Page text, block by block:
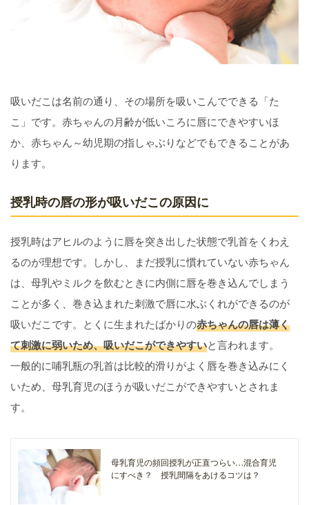
吸いだこは名前の通り、その場所を吸いこんでできる「た
こ」です。赤ちゃんの月齢が低いころに唇にできやすいほ
か、赤ちゃん～幼児期の指しゃぶりなどでもできることがあ
ります。
授乳時の唇の形が吸いだこの原因に
授乳時はアヒルのように唇を突き出した状態で乳首をくわえ
るのが理想です。しかし、まだ授乳に慣れていない赤ちゃん
は、母乳やミルクを飲むときに内側に唇を巻き込んでしまう
ことが多く、巻き込まれた刺激で唇に水ぶくれができるのが
吸いだこです。とくに生まれたばかりの赤ちゃんの唇は薄く
て刺激に弱いため、吸いだこができやすいと言われます。
一般的に哺乳瓶の乳首は比較的滑りがよく唇を巻き込みにく
いため、母乳育児のほうが吸いだこができやすいとされま
す。
母乳育児の頻回授乳が正直つらい…混合育児
にすべき？ 授乳間隔をあけるコツは？